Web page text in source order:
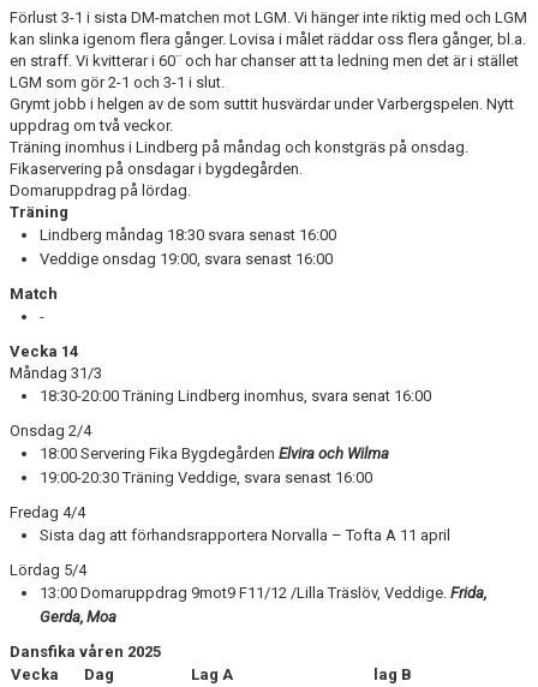
BILDGALLERI
DOKUMENT
Förlust 3-1 i sista DM-matchen mot LGM. Vi hänger inte riktig med och LGM
kan slinka igenom flera gånger. Lovisa i målet räddar oss flera gånger, bl.a.
en straff. Vi kvitterar i 60¨ och har chanser att ta ledning men det är i stället
LGM som gör 2-1 och 3-1 i slut.
Grymt jobb i helgen av de som suttit husvärdar under Varbergspelen. Nytt
uppdrag om två veckor.
Träning inomhus i Lindberg på måndag och konstgräs på onsdag.
Fikaservering på onsdagar i bygdegården.
Domaruppdrag på lördag.
Träning
Lindberg måndag 18:30 svara senast 16:00
Veddige onsdag 19:00, svara senast 16:00
Match
-
Vecka 14
Måndag 31/3
18:30-20:00 Träning Lindberg inomhus, svara senat 16:00
Onsdag 2/4
18:00 Servering Fika Bygdegården Elvira och Wilma
19:00-20:30 Träning Veddige, svara senast 16:00
Fredag 4/4
Sista dag att förhandsrapportera Norvalla – Tofta A 11 april
Lördag 5/4
13:00 Domaruppdrag 9mot9 F11/12 /Lilla Träslöv, Veddige. Frida,
Gerda, Moa
Dansfika våren 2025
Vecka
Dag Lag A
lag B